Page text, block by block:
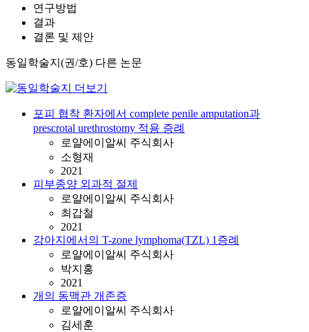
연구방법
결과
결론 및 제안
동일학술지(권/호) 다른 논문
포피 협착 환자에서 complete penile amputation과
prescrotal urethrostomy 적용 증례
로얄에이알씨 주식회사
소형재
2021
피부종양 외과적 절제
로얄에이알씨 주식회사
최갑철
2021
강아지에서의 T-zone lymphoma(TZL) 1증례
로얄에이알씨 주식회사
박지홍
2021
개의 동맥관 개존증
로얄에이알씨 주식회사
김세훈